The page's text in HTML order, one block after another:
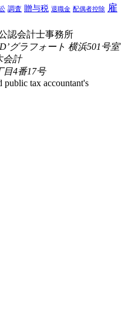
調査 贈与税 退職金 配偶者控除 雇
認会計士事務所
グラフォート 横浜501号室
会計
目4番17号
tax accountant's